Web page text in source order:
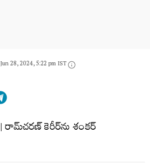
Jun 28, 2024, 5:22 pm IST